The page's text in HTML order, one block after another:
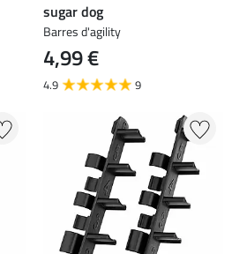
sugar dog
Barres d'agility
4,99 €
4.9 9